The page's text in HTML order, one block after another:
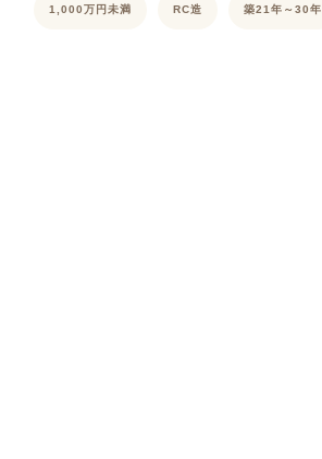
1,000万円未満 RC造 築21年～30年